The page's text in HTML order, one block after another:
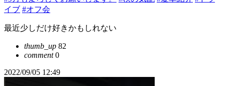
イブ #オフ会
最近少しだけ好きかもしれない
thumb_up 82
comment0
2022/09/05 12:49